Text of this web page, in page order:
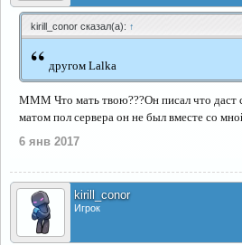
kirill_conor сказал(а): ↑
“ другом Lalka
МММ Что мать твою???Он писал что даст
матом пол сервера он не был вместе со
6 янв 2017
kirill_conor
Игрок